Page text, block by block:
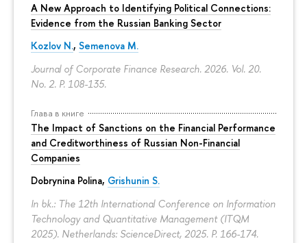
A New Approach to Identifying Political Connections:
Evidence from the Russian Banking Sector
Kozlov N., Semenova M.
Journal of Corporate Finance Research. 2026. Vol. 20.
No. 2. P. 108-135.
Глава в книге
The Impact of Sanctions on the Financial Performance
and Creditworthiness of Russian Non-Financial
Companies
Dobrynina Polina, Grishunin S.
In bk.: The 12th International Conference on Information
Technology and Quantitative Management (ITQM
2025). Netherlands: ScienceDirect, 2025. P. 166-174.